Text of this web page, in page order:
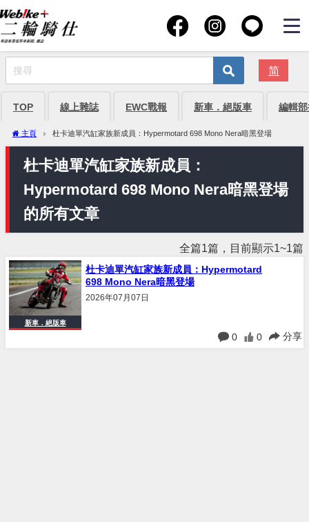
简
TOP 線上雜誌 EWC戰報 新車．絕版車 編輯
主頁 杜卡迪單汽缸家族新成員：Hypermotard 698 Mono Nera暗黑登場
杜卡迪單汽缸家族新成員：
Hypermotard 698 Mono Nera暗黑登場
的所有文章
全篇1篇，目前顯示1~1篇
新車．絕版車
杜卡迪單汽缸家族新成員：Hypermotard
698 Mono Nera暗黑登場
2026年07月07日
0 0 分享